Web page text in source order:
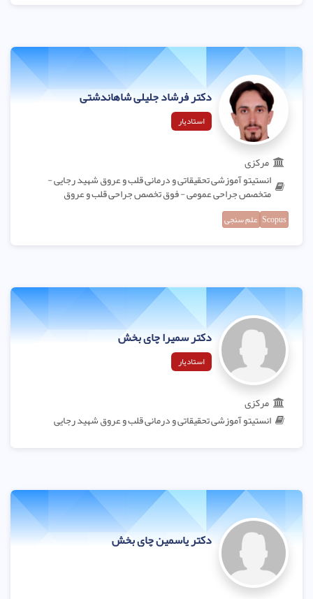
دکتر فرشاد جلیلی شاهاندشتی
استادیار
مرکزی
انستیتو آموزشی تحقیقاتی و درمانی قلب و عروق شهید رجایی -
متخصص جراحی عمومی - فوق تخصص جراحی قلب و عروق
Scopus علم سنجی
دکتر سمیرا چای بخش
استادیار
مرکزی
انستیتو آموزشی تحقیقاتی و درمانی قلب و عروق شهید رجایی
دکتر یاسمین چای بخش